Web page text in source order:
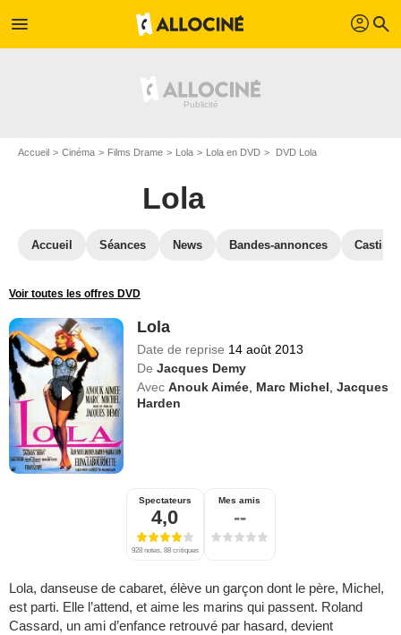
menu profil search
Accueil Cinéma Films Drame Lola Lola en DVD DVD Lola
Lola
Accueil Séances News Bandes-annonces Casting
Voir toutes les offres DVD
Lola
Date de reprise 14 août 2013
De Jacques Demy
Avec Anouk Aimée Marc Michel ,Jacques
Harden
Spectateurs
4,0
928 notes, 88 critiques
Mes amis
--
Lola, danseuse de cabaret, élève un garçon dont le père, Michel,
est parti. Elle l’attend, et aime les marins qui passent. Roland
Cassard, un ami d’enfance retrouvé par hasard, devient